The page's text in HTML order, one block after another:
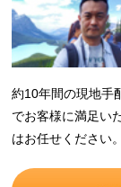
約10年間の現地手
でお客様に満足い
はお任せください。